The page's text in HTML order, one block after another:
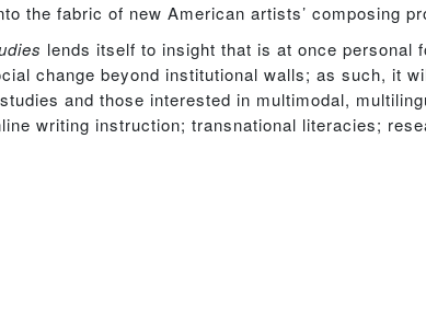
the fabric of new American artists’ composing
lends itself to insight that is at once personal
change beyond institutional walls; as such, it
and those interested in multimodal,
writing instruction; transnational literacies;